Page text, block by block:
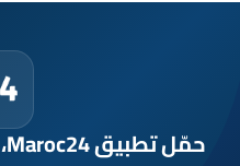
حمّل تطبيق Maroc24، أخبار المغرب تصلك أولاً